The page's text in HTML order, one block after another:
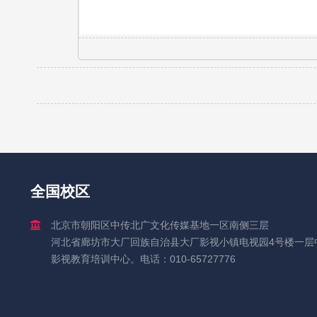
全国校区
北京市朝阳区中传北广文化传媒基地一区南侧三层
河北省廊坊市大厂回族自治县大厂影视小镇电视园4号楼一层
影视教育培训中心。电话：010-65727776